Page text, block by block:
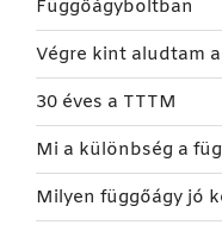
Függőágyboltban
Végre kint aludtam
30 éves a TTTM
Mi a különbség a
Milyen függőágy jó